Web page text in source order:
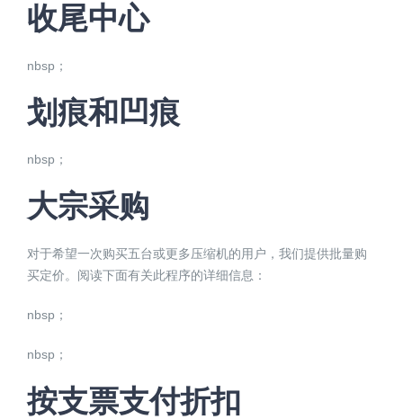
收尾中心
nbsp；
划痕和凹痕
nbsp；
大宗采购
对于希望一次购买五台或更多压缩机的用户，我们提供批量购
买定价。阅读下面有关此程序的详细信息：
nbsp；
nbsp；
按支票支付折扣